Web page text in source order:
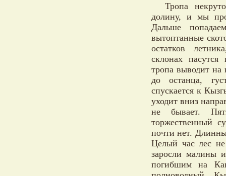
Тропа
долину, и мы
Дальше
вытоптанные
остатков
склонах
тропа выводит на
до останца,
спускается к
уходит вниз
не бывает.
торжественный
почти нет.
Целый час лес не
заросли малины
погибшим на